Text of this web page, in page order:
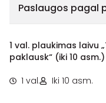
Paslaugos pagal
1 val. plaukimas laivu
paklausk“ (iki 10 asm.)
1 val. Iki 10 asm.